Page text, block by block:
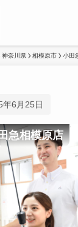
神奈川県 相模原市 小田
6月25日
急相模原店